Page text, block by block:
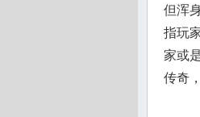
但浑
指玩
家或
传奇